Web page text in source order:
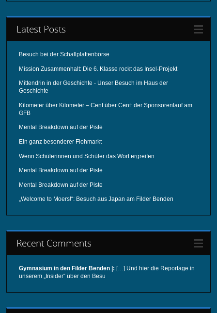
Latest Posts
Besuch bei der Schallplattenbörse
Mission Zusammenhalt: Die 6. Klasse rockt das Insel-Projekt
Mittendrin in der Geschichte - Unser Besuch im Haus der
Geschichte
Kilometer über Kilometer – Cent über Cent: der Sponsorenlauf am
GFB
Mental Breakdown auf der Piste
Ein ganz besonderer Flohmarkt
Wenn Schülerinnen und Schüler das Wort ergreifen
Mental Breakdown auf der Piste
Mental Breakdown auf der Piste
„Welcome to Moers!“: Besuch aus Japan am Filder Benden
Recent Comments
Gymnasium in den Filder Benden |: […] Und hier die Reportage in
unserem „Insider“ über den Besu